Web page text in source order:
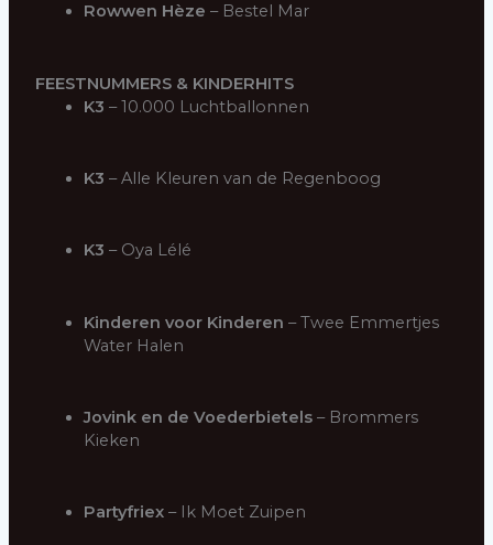
Rowwen Hèze – Bestel Mar
FEESTNUMMERS & KINDERHITS
K3 – 10.000 Luchtballonnen
K3 – Alle Kleuren van de Regenboog
K3 – Oya Lélé
Kinderen voor Kinderen – Twee Emmertjes
Water Halen
Jovink en de Voederbietels – Brommers
Kieken
Partyfriex – Ik Moet Zuipen